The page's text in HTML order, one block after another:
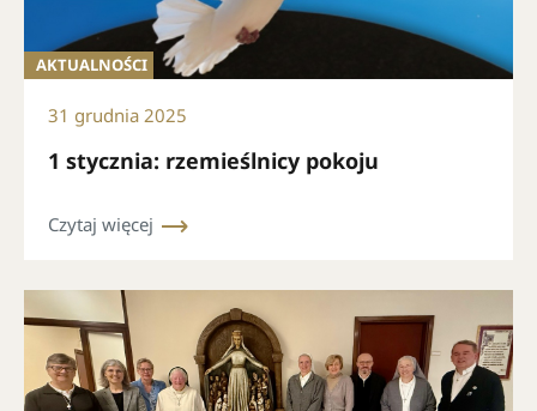
AKTUALNOŚCI
31 grudnia 2025
1 stycznia: rzemieślnicy pokoju
Czytaj więcej